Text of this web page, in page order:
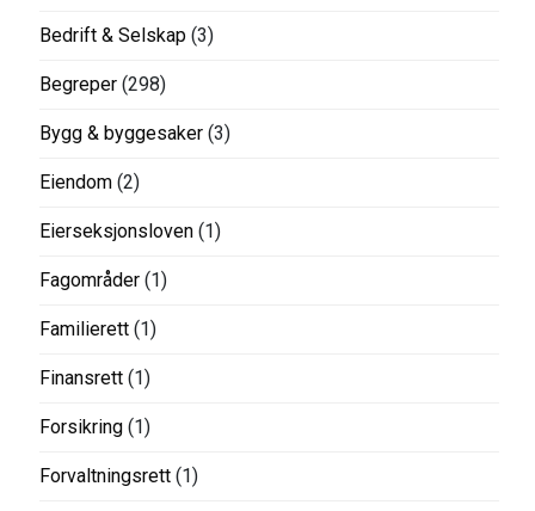
Bedrift & Selskap (3)
Begreper (298)
Bygg & byggesaker (3)
Eiendom (2)
Eierseksjonsloven (1)
Fagområder (1)
Familierett (1)
Finansrett (1)
Forsikring (1)
Forvaltningsrett (1)